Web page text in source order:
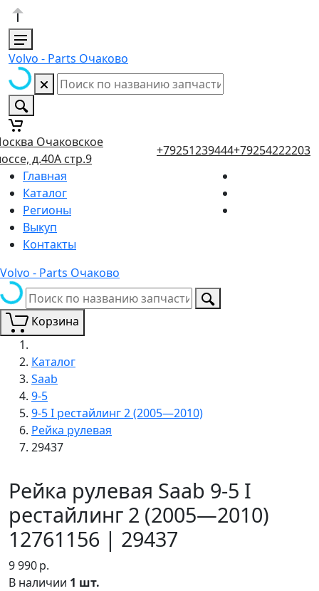
Volvo - Parts Очаково
Очаковское
д.40А стр.9
+79251239444+79254222203
Главная
Каталог
Регионы
Выкуп
Контакты
Volvo - Parts Очаково
Корзина
Каталог
Saab
9-5
9-5 I рестайлинг 2 (2005—2010)
Рейка рулевая
29437
Рейка рулевая Saab 9-5 I
рестайлинг 2 (2005—2010)
12761156 | 29437
9 990р.
В наличии 1 шт.